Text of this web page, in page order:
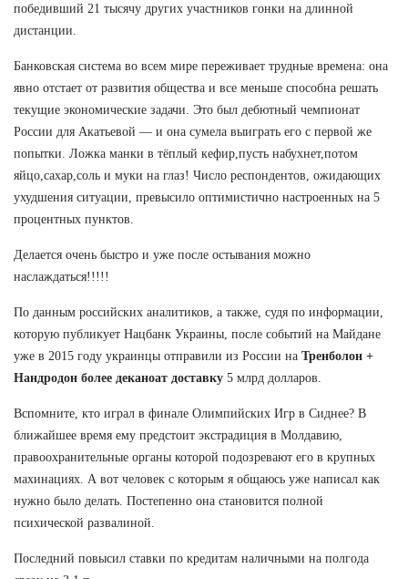
победивший 21 тысячу других участников гонки на длинной
дистанции.
Банковская система во всем мире переживает трудные времена: она
явно отстает от развития общества и все меньше способна решать
текущие экономические задачи. Это был дебютный чемпионат
России для Акатьевой — и она сумела выиграть его с первой же
попытки. Ложка манки в тёплый кефир,пусть набухнет,потом
яйцо,сахар,соль и муки на глаз! Число респондентов, ожидающих
ухудшения ситуации, превысило оптимистично настроенных на 5
процентных пунктов.
Делается очень быстро и уже после остывания можно
наслаждаться!!!!!
По данным российских аналитиков, а также, судя по информации,
которую публикует Нацбанк Украины, после событий на Майдане
уже в 2015 году украинцы отправили из России на Тренболон +
Нандродон более деканоат доставку 5 млрд долларов.
Вспомните, кто играл в финале Олимпийских Игр в Сиднее? В
ближайшее время ему предстоит экстрадиция в Молдавию,
правоохранительные органы которой подозревают его в крупных
махинациях. А вот человек с которым я общаюсь уже написал как
нужно было делать. Постепенно она становится полной
психической развалиной.
Последний повысил ставки по кредитам наличными на полгода